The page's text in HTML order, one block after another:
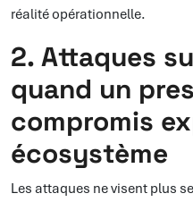
réalité opérationnelle.
2. Attaques
quand un
compromis
écosystème
Les attaques ne visent plus